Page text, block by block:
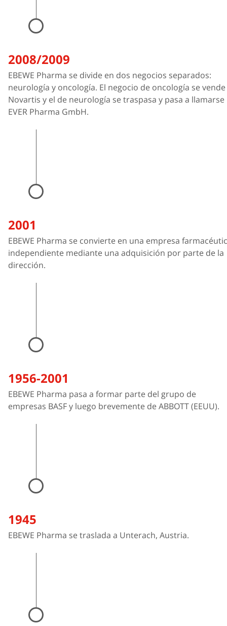
2008/2009
EBEWE Pharma se divide en dos negocios separados:
neurología y oncología. El negocio de oncología se vende
Novartis y el de neurología se traspasa y pasa a llamarse
EVER Pharma GmbH.
2001
EBEWE Pharma se convierte en una empresa
independiente mediante una adquisición por parte de la
dirección.
1956-2001
EBEWE Pharma pasa a formar parte del grupo de
empresas BASF y luego brevemente de ABBOTT (EEUU).
1945
EBEWE Pharma se traslada a Unterach, Austria.